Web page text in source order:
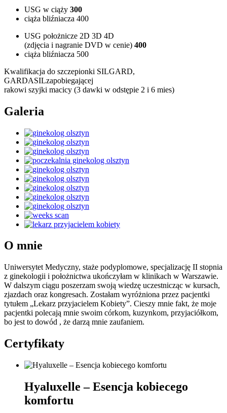
USG w ciąży 300
ciąża bliźniacza 400
USG położnicze 2D 3D 4D
(zdjęcia i nagranie DVD w cenie) 400
ciąża bliźniacza 500
Kwalifikacja do szczepionki SILGARD,
GARDASILzapobiegającej
rakowi szyjki macicy (3 dawki w odstępie 2 i 6 mies)
Galeria
O mnie
Uniwersytet Medyczny, staże podyplomowe, specjalizację II stopnia
z ginekologii i położnictwa ukończyłam w klinikach w Warszawie.
W dalszym ciągu poszerzam swoją wiedzę uczestnicząc w kursach,
zjazdach oraz kongresach. Zostałam wyróżniona przez pacjentki
tytułem „Lekarz przyjacielem Kobiety”. Cieszy mnie fakt, że moje
pacjentki polecają mnie swoim córkom, kuzynkom, przyjaciółkom,
bo jest to dowód , że darzą mnie zaufaniem.
Certyfikaty
Hyaluxelle – Esencja kobiecego
komfortu